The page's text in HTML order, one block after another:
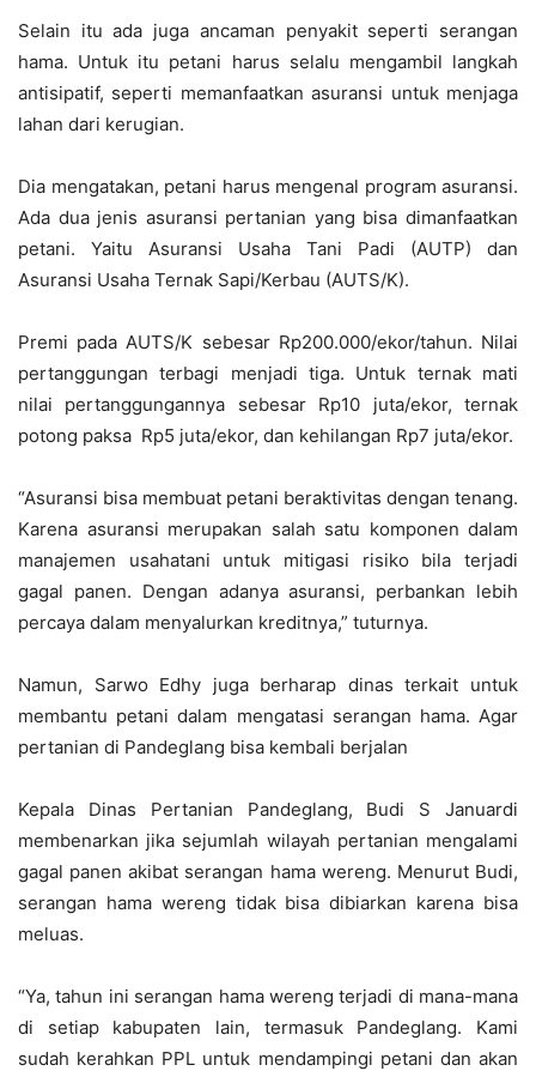
Selain itu ada juga ancaman penyakit seperti serangan
hama. Untuk itu petani harus selalu mengambil langkah
antisipatif, seperti memanfaatkan asuransi untuk menjaga
lahan dari kerugian.
Dia mengatakan, petani harus mengenal program asuransi.
Ada dua jenis asuransi pertanian yang bisa dimanfaatkan
petani. Yaitu Asuransi Usaha Tani Padi (AUTP) dan
Asuransi Usaha Ternak Sapi/Kerbau (AUTS/K).
Premi pada AUTS/K sebesar Rp200.000/ekor/tahun. Nilai
pertanggungan terbagi menjadi tiga. Untuk ternak mati
nilai pertanggungannya sebesar Rp10 juta/ekor, ternak
potong paksa Rp5 juta/ekor, dan kehilangan Rp7 juta/ekor.
“Asuransi bisa membuat petani beraktivitas dengan tenang.
Karena asuransi merupakan salah satu komponen dalam
manajemen usahatani untuk mitigasi risiko bila terjadi
gagal panen. Dengan adanya asuransi, perbankan lebih
percaya dalam menyalurkan kreditnya,” tuturnya.
Namun, Sarwo Edhy juga berharap dinas terkait untuk
membantu petani dalam mengatasi serangan hama. Agar
pertanian di Pandeglang bisa kembali berjalan
Kepala Dinas Pertanian Pandeglang, Budi S Januardi
membenarkan jika sejumlah wilayah pertanian mengalami
gagal panen akibat serangan hama wereng. Menurut Budi,
serangan hama wereng tidak bisa dibiarkan karena bisa
meluas.
“Ya, tahun ini serangan hama wereng terjadi di mana-mana
di setiap kabupaten lain, termasuk Pandeglang. Kami
sudah kerahkan PPL untuk mendampingi petani dan akan